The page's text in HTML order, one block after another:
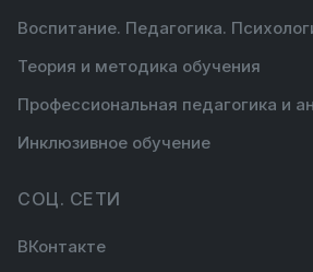
Воспитание. Педагогика.
Теория и методика обучения
Профессиональная педагогика и
Инклюзивное обучение
СОЦ. СЕТИ
ВКонтакте